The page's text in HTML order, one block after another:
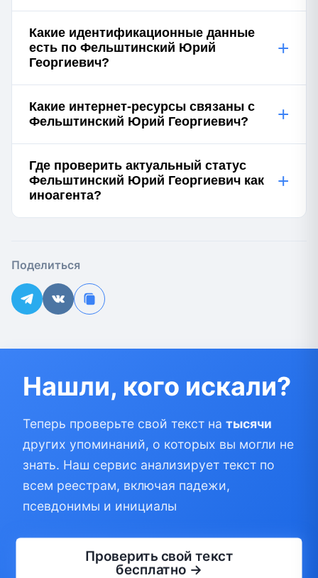
Какие идентификационные данные
есть по Фельштинский Юрий
Георгиевич?
+
Какие интернет-ресурсы связаны с
Фельштинский Юрий Георгиевич?
+
Где проверить актуальный статус
Фельштинский Юрий Георгиевич как
иноагента?
+
Поделиться
Нашли, кого искали?
Теперь проверьте свой текст на тысячи
других упоминаний, о которых вы могли не
знать. Наш сервис анализирует текст по
всем реестрам, включая падежи,
псевдонимы и инициалы
Проверить свой текст
бесплатно →